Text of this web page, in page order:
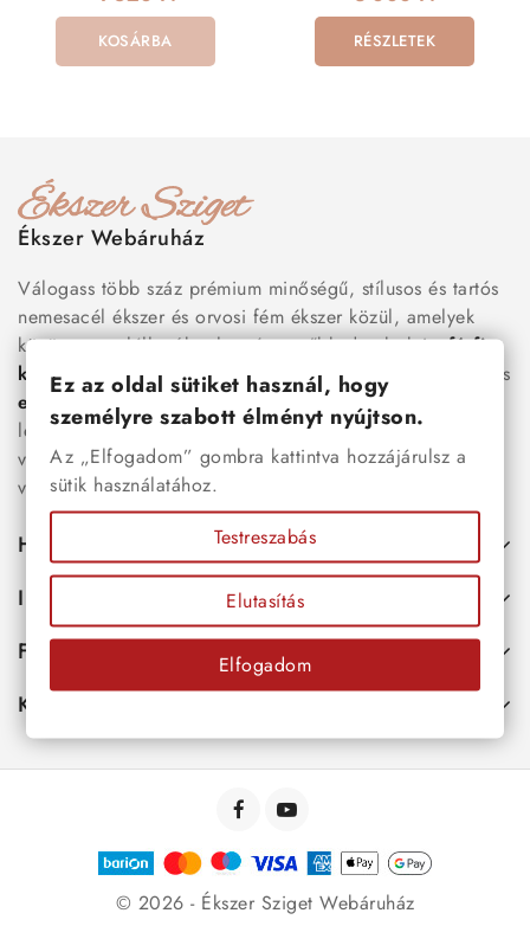
KOSÁRBA RÉSZLETEK
Ékszer Webáruház
Válogass több száz prémium minőségű, stílusos és tartós
nemesacél ékszer és orvosi fém ékszer közül, amelyek
között megtalálhatók a legnépszerűbb darabok is:férfi
karkötők
, női nyakláncok , karikagyűrűk
és
esküvői kiegészítőkegyaránt. Webáruházunkban a
legújabb trendeket követő, mégis időtálló ékszerek közül
választhatsz – legyen szó ajándékról, mindennapi
viseletről vagy különleges alkalmakról.
Hasznos
Információk
Fiókod
Kapcsolat
© 2026 - Ékszer Sziget Webáruház
Ez az oldal sütiket használ, hogy
személyre szabott élményt nyújtson.
Az „Elfogadom” gombra kattintva hozzájárulsz a
sütik használatához.
Testreszabás
Elutasítás
Elfogadom